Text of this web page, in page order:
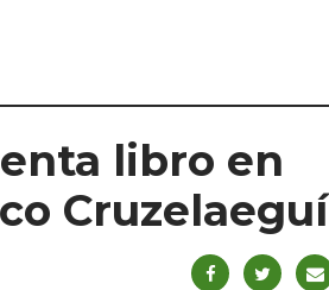
libro en
Cruzelaeguí